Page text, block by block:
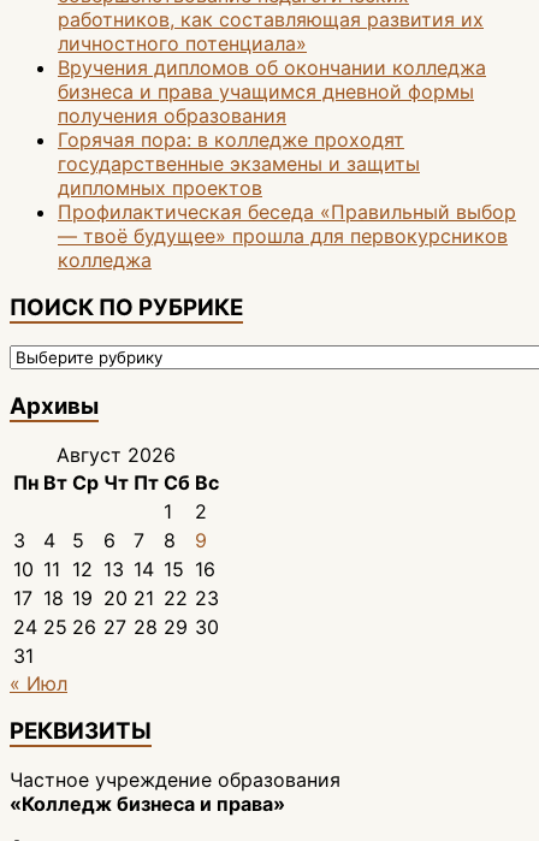
работников, как составляющая развития их
личностного потенциала»
Вручения дипломов об окончании колледжа
бизнеса и права учащимся дневной формы
получения образования
Горячая пора: в колледже проходят
государственные экзамены и защиты
дипломных проектов
Профилактическая беседа «Правильный выбор
— твоё будущее» прошла для первокурсников
колледжа
ПОИСК ПО РУБРИКЕ
ПОИСК
РУБРИКЕ
Архивы
Август 2026
Пн Вт Ср Чт Пт Сб Вс
1
2
3
4 5 6 7 8
9
10 11 12 13 14 15 16
17 18 19 20 21 22 23
24 25 26 27 28 29 30
31
« Июл
РЕКВИЗИТЫ
Частное учреждение образования
«Колледж бизнеса и права»